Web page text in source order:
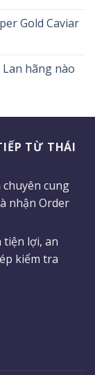
Gold Caviar
hãng nào
TỪ THÁI
cung
nhận Order
tiện lợi, an
kiểm tra